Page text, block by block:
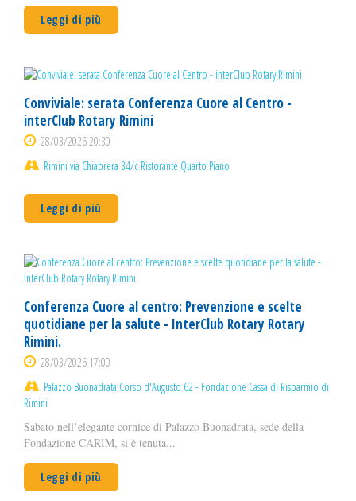
Leggi di più
Conviviale: serata Conferenza Cuore al Centro -
interClub Rotary Rimini
28/03/2026 20:30
Rimini via Chiabrera 34/c Ristorante Quarto Piano
Leggi di più
Conferenza Cuore al centro: Prevenzione e scelte
quotidiane per la salute - InterClub Rotary Rotary
Rimini.
28/03/2026 17:00
Palazzo Buonadrata Corso d'Augusto 62 - Fondazione Cassa di Risparmio di
Rimini
Sabato nell’elegante cornice di Palazzo Buonadrata, sede della
Fondazione CARIM, si è tenuta...
Leggi di più